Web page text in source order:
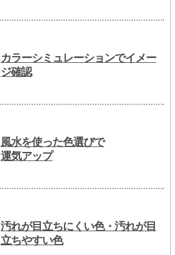
カラーシミュレーションでイメー
ジ確認
風水を使った色選びで
運気アップ
汚れが目立ちにくい色・汚れが目
立ちやすい色